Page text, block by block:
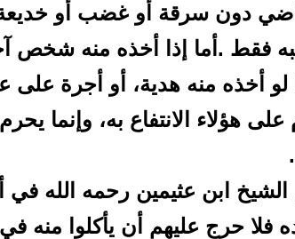
دون سرقة أو غضب أو
فقط . أما إذا أخذه منه شخص
لو أخذه منه هدية، أو أجرة على
على هؤلاء الانتفاع به، وإنما
الشيخ ابن عثيمين رحمه الله في
فلا حرج عليهم أن يأكلوا منه